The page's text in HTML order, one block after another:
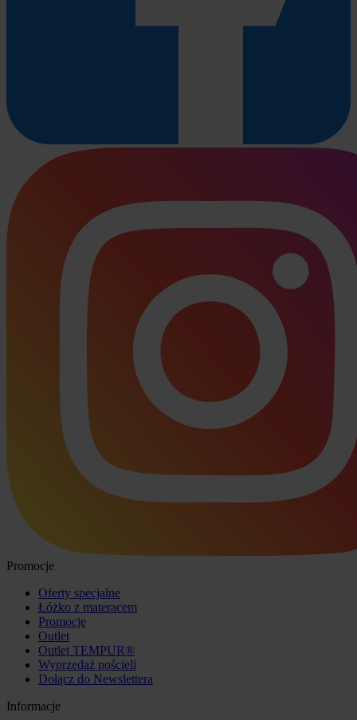
Promocje
Oferty specjalne
Łóżko z materacem
Promocje
Outlet
Outlet TEMPUR®
Wyprzedaż pościeli
Dołącz do Newslettera
Informacje